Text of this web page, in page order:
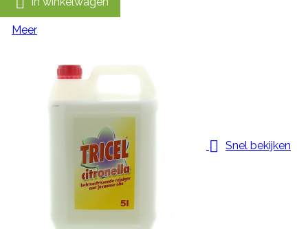
Meer
 Snel bekijken